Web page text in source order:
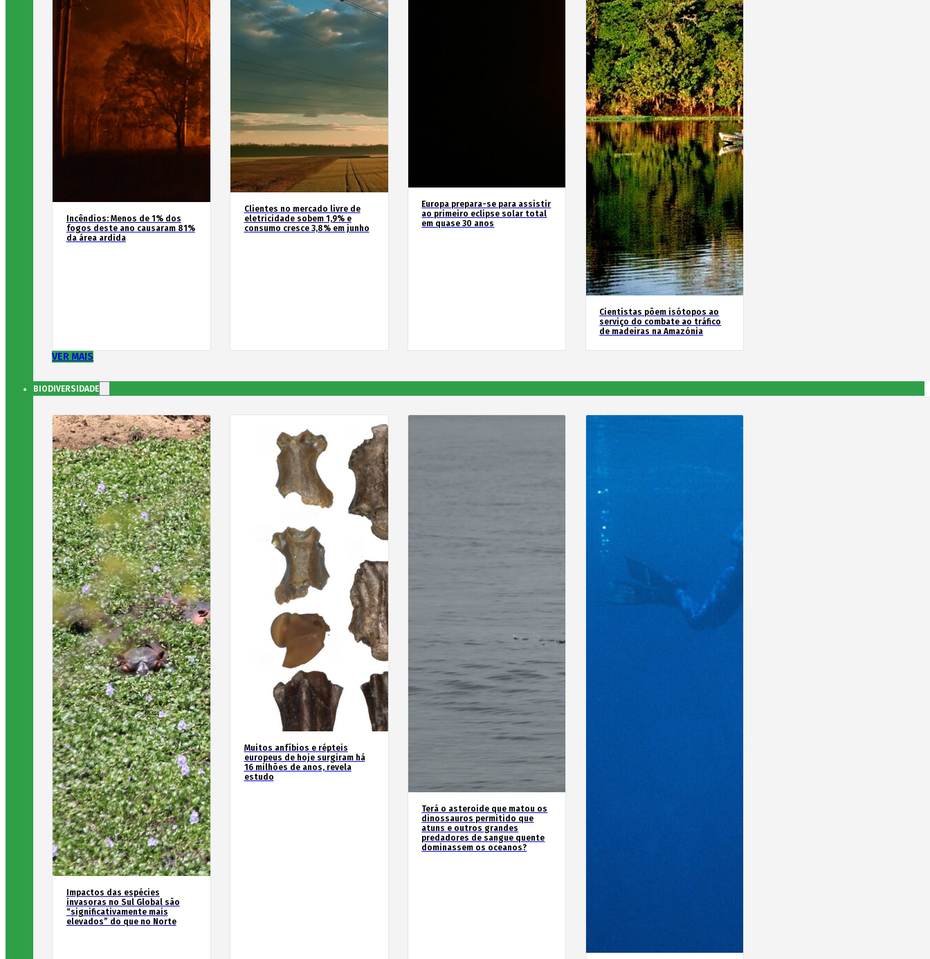
Incêndios: Menos de 1% dos
fogos deste ano causaram 81%
da área ardida
Clientes no mercado livre de
eletricidade sobem 1,9% e
consumo cresce 3,8% em junho
Europa prepara-se para assistir
ao primeiro eclipse solar total
em quase 30 anos
Cientistas põem isótopos ao
serviço do combate ao tráfico
de madeiras na Amazónia
VER MAIS
BIODIVERSIDADE
Impactos das espécies
invasoras no Sul Global são
“significativamente mais
elevados” do que no Norte
Muitos anfíbios e répteis
europeus de hoje surgiram há
16 milhões de anos, revela
estudo
Terá o asteroide que matou os
dinossauros permitido que
atuns e outros grandes
predadores de sangue quente
dominassem os oceanos?